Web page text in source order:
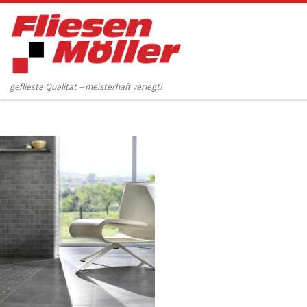
Zum Inhalt springen
geflieste Qualität – meisterhaft verlegt!